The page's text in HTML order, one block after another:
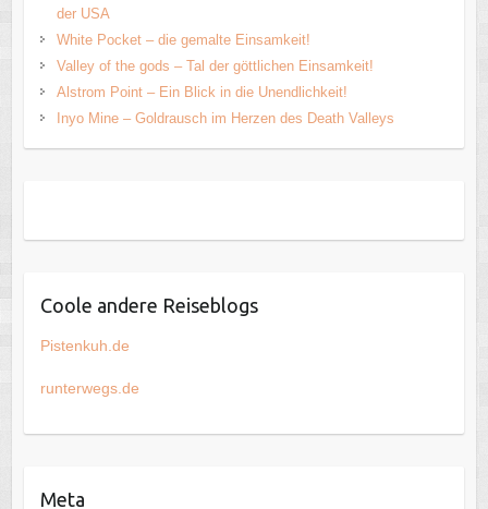
der USA
White Pocket – die gemalte Einsamkeit!
Valley of the gods – Tal der göttlichen Einsamkeit!
Alstrom Point – Ein Blick in die Unendlichkeit!
Inyo Mine – Goldrausch im Herzen des Death Valleys
Coole andere Reiseblogs
Pistenkuh.de
runterwegs.de
Meta